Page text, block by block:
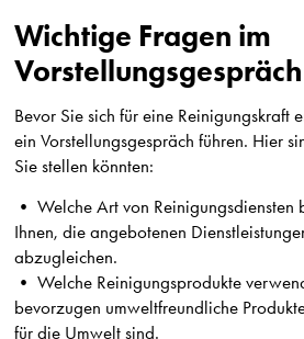
Wichtige Fragen im
Vorstellungsgespräch
Bevor Sie sich für eine Reinigungskraft
ein Vorstellungsgespräch führen. Hier
Sie stellen könnten:
• Welche Art von Reinigungsdiensten
Ihnen, die angebotenen
abzugleichen.
• Welche Reinigungsprodukte
bevorzugen umweltfreundliche
für die Umwelt sind.